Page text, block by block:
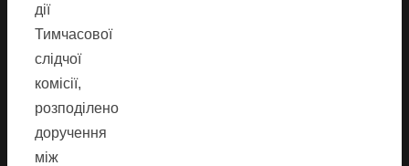
дії
Тимчасової
слідчої
комісії,
розподілено
доручення
між